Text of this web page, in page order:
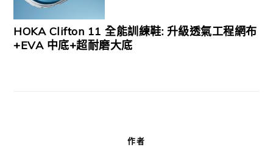
HOKA Clifton 11 全能訓練鞋: 升級透氣工程網布
+EVA 中底+超耐磨大底
作者